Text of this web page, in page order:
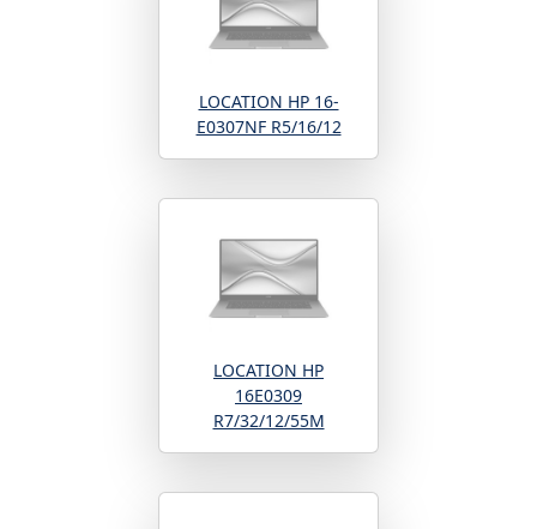
LOCATION HP 16-
E0307NF R5/16/12
LOCATION HP
16E0309
R7/32/12/55M